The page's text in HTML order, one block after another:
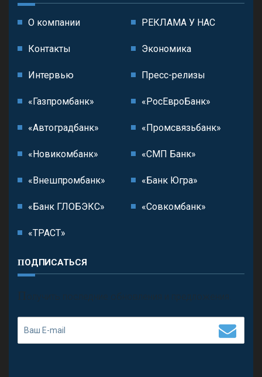
О компании РЕКЛАМА У НАС
Контакты Экономика
Интервью Пресс-релизы
«Газпромбанк» «РосЕвроБанк»
«Автоградбанк» «Промсвязьбанк»
«Новикомбанк» «СМП Банк»
«Внешпромбанк» «Банк Югра»
«Банк ГЛОБЭКС» «Совкомбанк»
«ТРАСТ»
ПОДПИСАТЬСЯ
П олучить последние обновления и предложения.